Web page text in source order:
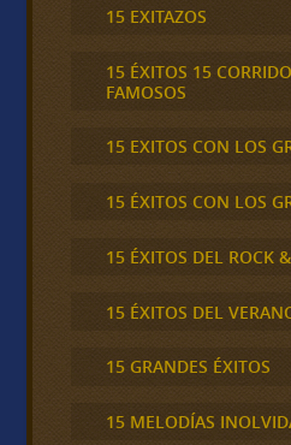
15 EXITAZOS
15 ÉXITOS 15
FAMOSOS
15 EXITOS CON LOS
15 ÉXITOS CON LOS
15 ÉXITOS DEL ROCK
15 ÉXITOS DEL
15 GRANDES ÉXITOS
15 MELODÍAS